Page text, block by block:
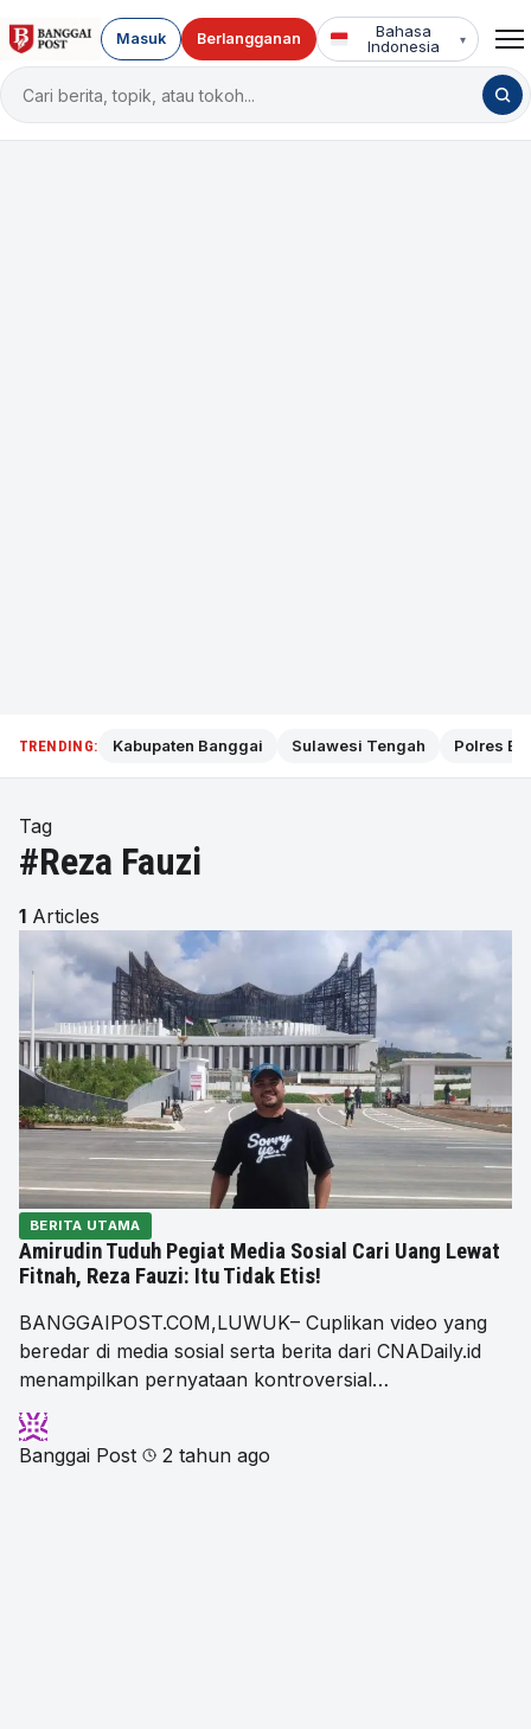
Cari
berita
Masuk Berlangganan
Bahasa
Indonesia
▾
TRENDING: Kabupaten Banggai Sulawesi Tengah Polres
Tag
#Reza Fauzi
1 Articles
BERITA UTAMA
Amirudin Tuduh Pegiat Media Sosial Cari Uang Lewat
Fitnah, Reza Fauzi: Itu Tidak Etis!
BANGGAIPOST.COM,LUWUK– Cuplikan video yang
beredar di media sosial serta berita dari CNADaily.id
menampilkan pernyataan kontroversial…
Banggai Post 2 tahun ago